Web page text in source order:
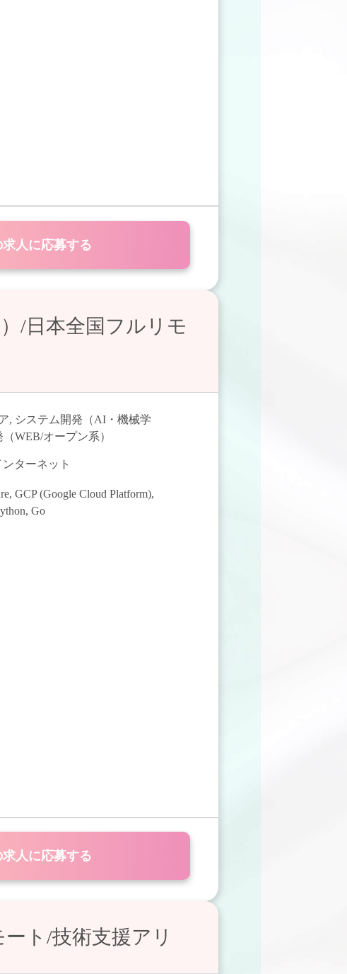
求人に応募する
/日本全国フルリモ
, システム開発（AI・機械学
WEB/オープン系）
ターネット
, GCP (Google Cloud Platform),
, Go
求人に応募する
ト/技術支援アリ